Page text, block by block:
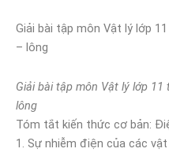
Giải bài tập môn Vật lý lớp
– lông
Giải bài tập môn Vật lý lớp
lông
Tóm tắt kiến thức cơ bản:
1. Sự nhiễm điện của các